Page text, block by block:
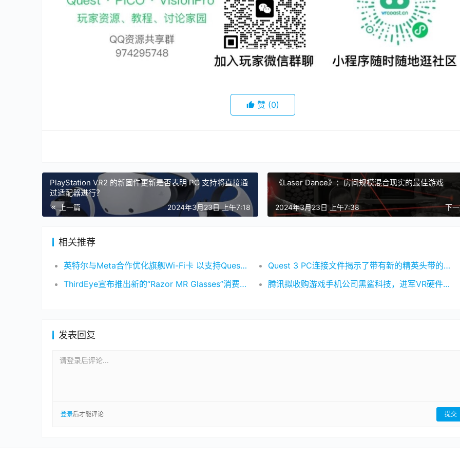
赞 (0)
PlayStation VR2 的新固件更新是否表明 PC 支持将直接通
过适配器进行？
上一篇 2024年3月23日 上午7:18
《Laser Dance》：房间规模混合现实的最佳游戏
下
2024年3月23日 上午7:38
相关推荐
英特尔与Meta合作优化旗舰Wi-Fi卡 以支持Quest 2的低延迟PC VR游戏
Quest 3 PC连接文件揭示了带有新的精英头带的官方渲染图
ThirdEye宣布推出新的“Razor MR Glasses”消费级MR头显
腾讯拟收购游戏手机公司黑鲨科技，进军VR硬件领域
发表回复
请登录后评论...
登录后才能评论 提交